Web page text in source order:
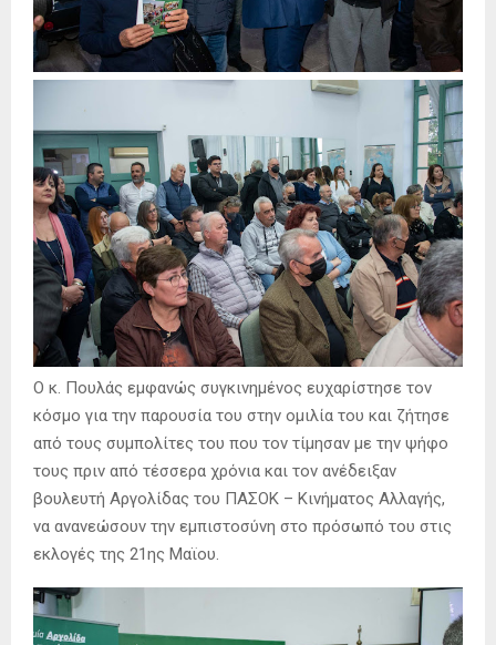
Ο κ. Πουλάς εμφανώς συγκινημένος ευχαρίστησε τον
κόσμο για την παρουσία του στην ομιλία του και ζήτησε
από τους συμπολίτες του που τον τίμησαν με την ψήφο
τους πριν από τέσσερα χρόνια και τον ανέδειξαν
βουλευτή Αργολίδας του ΠΑΣΟΚ – Κινήματος Αλλαγής,
να ανανεώσουν την εμπιστοσύνη στο πρόσωπό του στις
εκλογές της 21ης Μαϊου.